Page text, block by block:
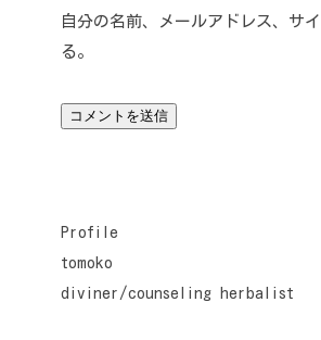
自分の名前、メールアドレス、サ
る。
Profile
tomoko
diviner/counseling herbalist